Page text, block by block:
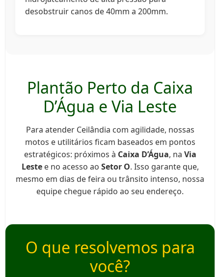
desobstruir canos de 40mm a 200mm.
Plantão Perto da Caixa
D’Água e Via Leste
Para atender Ceilândia com agilidade, nossas
motos e utilitários ficam baseados em pontos
estratégicos: próximos à Caixa D’Água, na Via
Lestee no acesso ao Setor O. Isso garante que,
mesmo em dias de feira ou trânsito intenso, nossa
equipe chegue rápido ao seu endereço.
O que resolvemos para
você?